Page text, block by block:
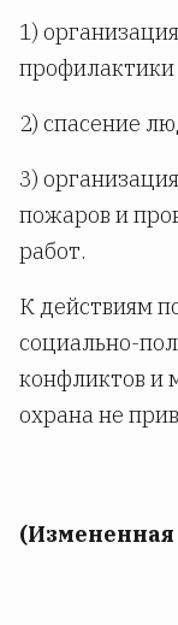
1)
2) спасение
3)
пожаров и
работ.
К действиям
социально-
конфликтов и
охрана не
(Измененная